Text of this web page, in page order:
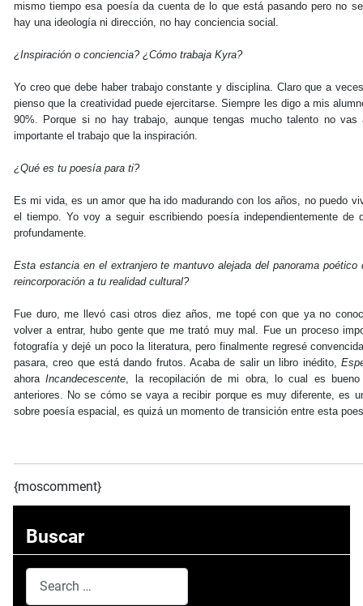
mismo tiempo esa poesía da cuenta de lo que está pasando pero no
hay una ideología ni dirección, no hay conciencia social.
¿Inspiración o conciencia? ¿Cómo trabaja Kyra?
Yo creo que debe haber trabajo constante y disciplina. Claro que a
pienso que la creatividad puede ejercitarse. Siempre les digo a mis
90%. Porque si no hay trabajo, aunque tengas mucho talento no
importante el trabajo que la inspiración.
¿Qué es tu poesía para ti?
Es mi vida, es un amor que ha ido madurando con los años, no puedo
el tiempo. Yo voy a seguir escribiendo poesía independientemente
profundamente.
Esta estancia en el extranjero te mantuvo alejada del panorama
reincorporación a tu realidad cultural?
Fue duro, me llevó casi otros diez años, me topé con que ya no
volver a entrar, hubo gente que me trató muy mal. Fue un proceso
fotografía y dejé un poco la literatura, pero finalmente regresé
pasara, creo que está dando frutos. Acaba de salir un libro inédito,
ahoraIncandecescente, la recopilación de mi obra, lo cual es
anteriores. No se cómo se vaya a recibir porque es muy diferente, es
sobre poesía espacial, es quizá un momento de transición entre esta
{moscomment}
Buscar